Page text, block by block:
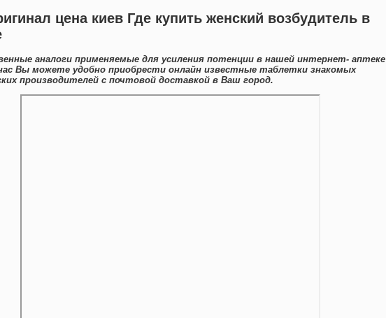
цена киев Где купить женский возбудитель в
аналоги применяемые для усиления потенции в нашей интернет- аптеке
Вы можете удобно приобрести онлайн известные таблетки знакомых
производителей с почтовой доставкой в Ваш город.